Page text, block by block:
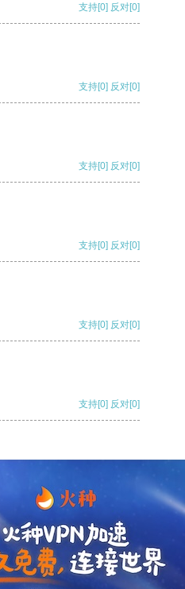
支持[0] 反对[0]
支持[0] 反对[0]
支持[0] 反对[0]
支持[0] 反对[0]
支持[0] 反对[0]
支持[0] 反对[0]
支持[0] 反对[0]